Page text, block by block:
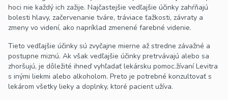
hoci nie každý ich zažije. Najčastejšie vedľajšie účinky zahŕňajú
bolesti hlavy, začervenanie tváre, tráviace ťažkosti, závraty a
zmeny vo videní, ako napríklad zmenené farebné videnie.
Tieto vedľajšie účinky sú zvyčajne mierne až stredne závažné a
postupne miznú. Ak však vedľajšie účinky pretrvávajú alebo sa
zhoršujú, je dôležité ihneď vyhľadať lekársku pomoc.žívaní Levitra
s inými liekmi alebo alkoholom. Preto je potrebné konzultovať s
lekárom všetky lieky a doplnky, ktoré pacient užíva.